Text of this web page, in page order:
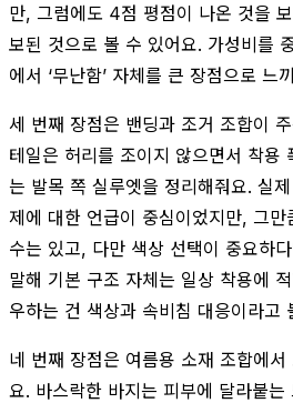
만, 그럼에도 4점 평점이 나온 것을
보된 것으로 볼 수 있어요. 가성비를
에서 ‘무난함’ 자체를 큰 장점으로 느
세 번째 장점은 밴딩과 조거 조합이
테일은 허리를 조이지 않으면서 착용
는 발목 쪽 실루엣을 정리해줘요. 실
제에 대한 언급이 중심이었지만, 그만
수는 있고, 다만 색상 선택이 중요하
말해 기본 구조 자체는 일상 착용에
우하는 건 색상과 속비침 대응이라고
네 번째 장점은 여름용 소재 조합에
요. 바스락한 바지는 피부에 달라붙